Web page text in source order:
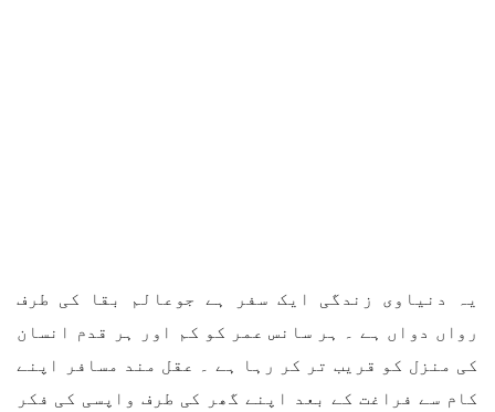
یہ دنیاوی زندگی ایک سفر ہے جوعالم بقا کی طرف
رواں دواں ہے ۔ ہر سانس عمر کو کم اور ہر قدم انسان
کی منزل کو قریب تر کر رہا ہے ۔ عقل مند مسافر اپنے
کام سے فراغت کے بعد اپنے گھر کی طرف واپسی کی فکر